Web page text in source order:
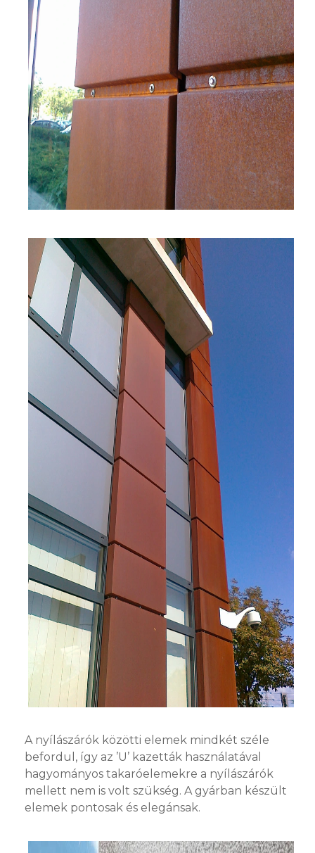
A nyílászárók közötti elemek mindkét széle
befordul, így az ’U’ kazetták használatával
hagyományos takaróelemekre a nyílászárók
mellett nem is volt szükség. A gyárban készült
elemek pontosak és elegánsak.